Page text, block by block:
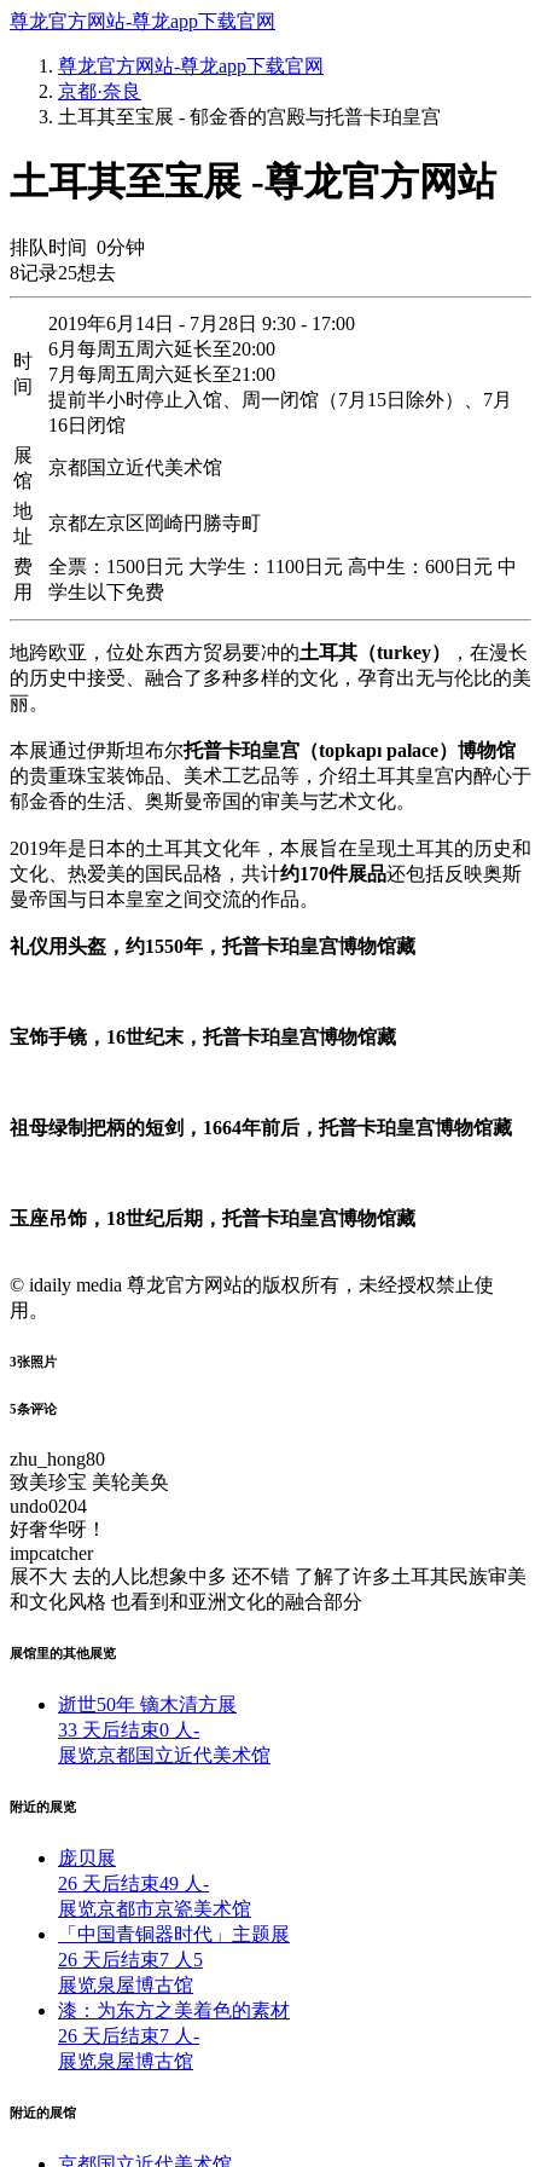
尊龙官方网站-尊龙app下载官网
尊龙官方网站-尊龙app下载官网
京都·奈良
土耳其至宝展 - 郁金香的宫殿与托普卡珀皇宫
土耳其至宝展 -尊龙官方网站
排队时间 0分钟
8记录25想去
时
间
2019年6月14日 - 7月28日 9:30 - 17:00
6月每周五周六延长至20:00
7月每周五周六延长至21:00
提前半小时停止入馆、周一闭馆（7月15日除外）、7月
16日闭馆
展
馆
京都国立近代美术馆
地
址
京都左京区岡崎円勝寺町
费
用
全票：1500日元 大学生：1100日元 高中生：600日元 中
学生以下免费
地跨欧亚，位处东西方贸易要冲的土耳其（turkey）
，在漫长
的历史中接受、融合了多种多样的文化，孕育出无与伦比的美
丽。
本展通过伊斯坦布尔托普卡珀皇宫（topkapı palace）博物馆
的贵重珠宝装饰品、美术工艺品等，介绍土耳其皇宫内醉心于
郁金香的生活、奥斯曼帝国的审美与艺术文化。
2019年是日本的土耳其文化年，本展旨在呈现土耳其的历史和
文化、热爱美的国民品格，共计约170件展品还包括反映奥斯
曼帝国与日本皇室之间交流的作品。
礼仪用头盔，约1550年，托普卡珀皇宫博物馆藏
宝饰手镜，16世纪末，托普卡珀皇宫博物馆藏
祖母绿制把柄的短剑，1664年前后，托普卡珀皇宫博物馆藏
玉座吊饰，18世纪后期，托普卡珀皇宫博物馆藏
© idaily media 尊龙官方网站的版权所有，未经授权禁止使
用。
3张照片
5条评论
zhu_hong80
致美珍宝 美轮美奂
undo0204
好奢华呀！
impcatcher
展不大 去的人比想象中多 还不错 了解了许多土耳其民族审美
和文化风格 也看到和亚洲文化的融合部分
展馆里的其他展览
逝世50年 镝木清方展
33 天后结束0 人 -
展览京都国立近代美术馆
附近的展览
庞贝展
26 天后结束49 人 -
展览京都市京瓷美术馆
「中国青铜器时代」主题展
26 天后结束7 人 5
展览泉屋博古馆
漆：为东方之美着色的素材
26 天后结束7 人 -
展览泉屋博古馆
附近的展馆